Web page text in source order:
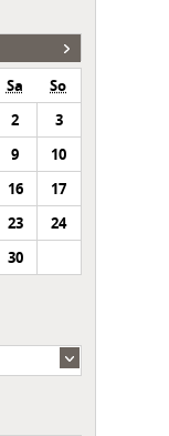
Sa
So
2
3
9
10
16
17
23
24
30